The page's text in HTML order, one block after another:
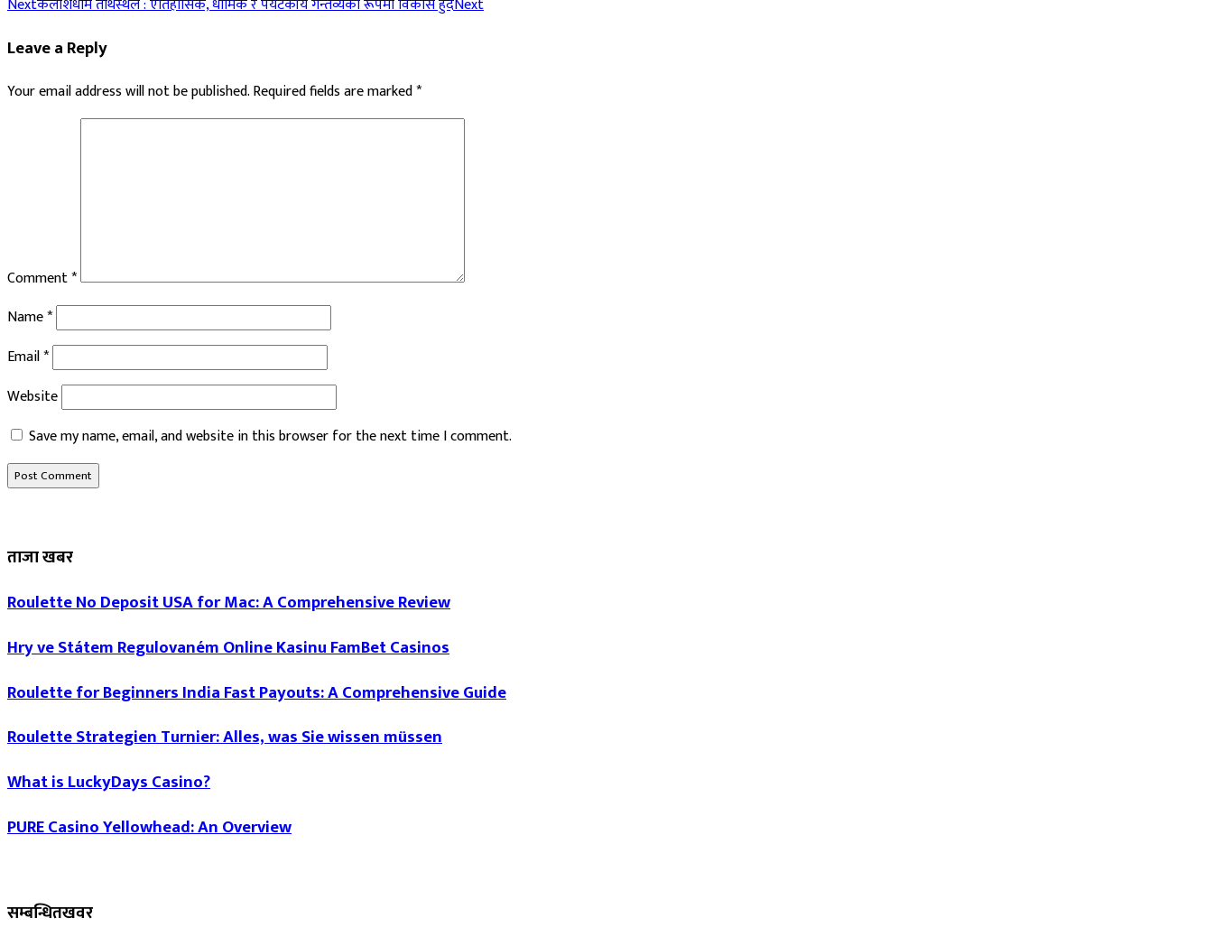
Nextकैलाशधाम तीर्थस्थल : ऐतिहासिक, धार्मिक र पर्यटकीय गन्तव्यको रूपमा विकास हुँदैNext
Leave a Reply
Your email address will not be published.Required fields are marked*
Comment*
Name*
Email*
Website
Save my name, email, and website in this browser for the next time I comment.
ताजा खबर
Roulette No Deposit USA for Mac: A Comprehensive Review
Hry ve Státem Regulovaném Online Kasinu FamBet Casinos
Roulette for Beginners India Fast Payouts: A Comprehensive Guide
Roulette Strategien Turnier: Alles, was Sie wissen müssen
What is LuckyDays Casino?
PURE Casino Yellowhead: An Overview
सम्बन्धितखवर